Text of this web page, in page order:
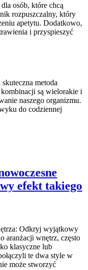
osób, które chcą
rozpuszczalny, który
apetytu. Dodatkowo,
i przyspieszyć
metoda
są wielorakie i
naszego organizmu.
do codziennej
efekt takiego
Odkryj wyjątkowy
aranżacji wnętrz, często
klasyczne lub
te dwa style w
może stworzyć